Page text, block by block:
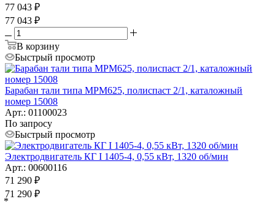
77 043 ₽
77 043 ₽
В корзину
Быстрый просмотр
Барабан тали типа MPM625, полиспаст 2/1, каталожный
номер 15008
Арт.: 01100023
По запросу
Быстрый просмотр
Электродвигатель КГ I 1405-4, 0,55 кВт, 1320 об/мин
Арт.: 00600116
71 290 ₽
71 290 ₽
*